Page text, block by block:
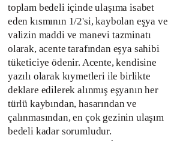
toplam bedeli içinde ulaşıma isabet
eden kısmının 1/2'si, kaybolan eşya ve
valizin maddi ve manevi tazminatı
olarak, acente tarafından eşya sahibi
tüketiciye ödenir. Acente, kendisine
yazılı olarak kıymetleri ile birlikte
deklare edilerek alınmış eşyanın her
türlü kaybından, hasarından ve
çalınmasından, en çok gezinin ulaşım
bedeli kadar sorumludur.